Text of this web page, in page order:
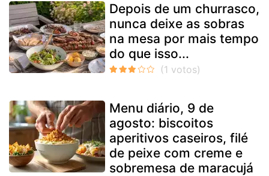
Depois de um churrasco,
nunca deixe as sobras
na mesa por mais tempo
do que isso...
Menu diário, 9 de
agosto: biscoitos
aperitivos caseiros, filé
de peixe com creme e
sobremesa de maracujá